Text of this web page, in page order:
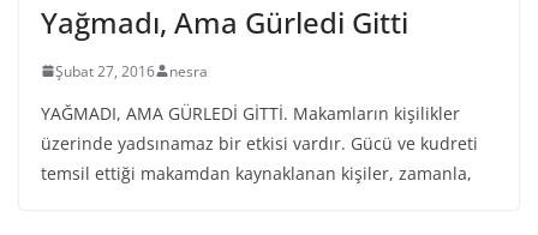
Yağmadı, Ama Gürledi Gitti
Şubat 27, 2016 nesra
YAĞMADI, AMA GÜRLEDİ GİTTİ. Makamların kişilikler
üzerinde yadsınamaz bir etkisi vardır. Gücü ve kudreti
temsil ettiği makamdan kaynaklanan kişiler, zamanla,